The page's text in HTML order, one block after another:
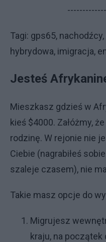
Ta­gi: gps65,
hybrydowa, imigracja,
Je­steś
Miesz­ka­sz gdzieś w
kieś $4000. Za­łóż­my,
ro­dzi­nę. W re­jo­nie nie
Cie­bie (na­gra­bi­łeś
sza­le­je cza­sem), nie
Ta­kie ma­sz opcje do
Mi­gru­je­sz
kra­ju, na